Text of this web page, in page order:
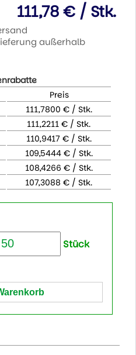
111,78 € / Stk.
außerhalb
Preis
111,7800 € / Stk.
111,2211 € / Stk.
110,9417 € / Stk.
109,5444 € / Stk.
108,4266 € / Stk.
107,3088 € / Stk.
Stück